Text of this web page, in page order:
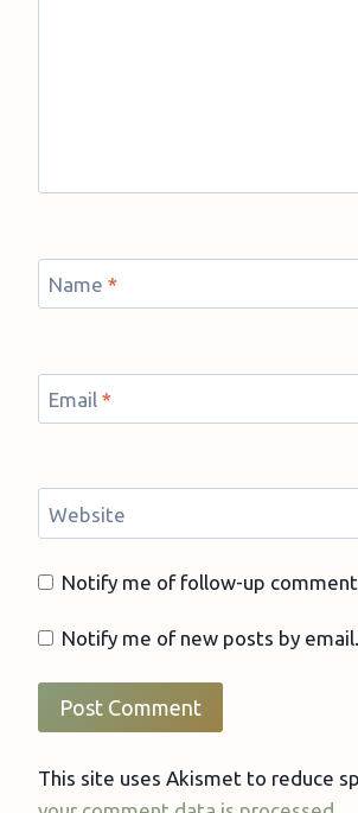
Name *
Email *
Website
Notify me of follow-up
Notify me of new posts by email.
This site uses Akismet to reduce